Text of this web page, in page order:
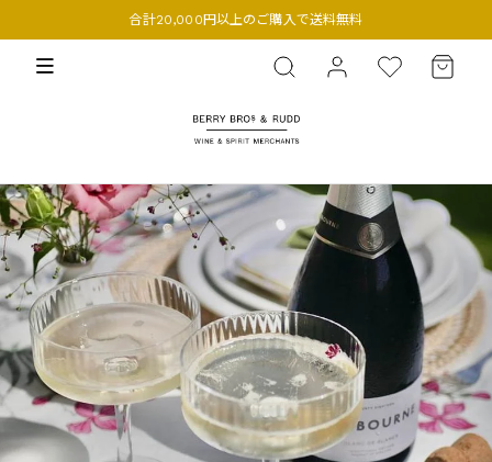
合計20,000円以上のご購入で送料無料
BERRY BROS. & RUDD